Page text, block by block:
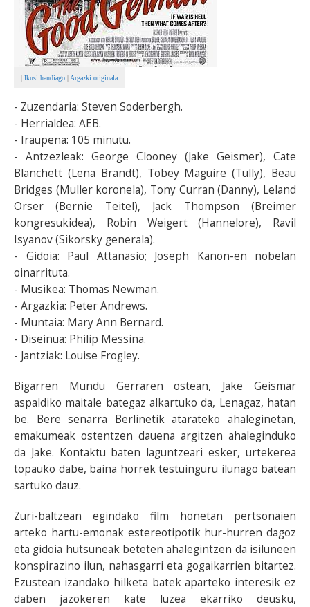
| Ikusi handiago | Argazki originala
- Zuzendaria: Steven Soderbergh.
- Herrialdea: AEB.
- Iraupena: 105 minutu.
- Antzezleak: George Clooney (Jake Geismer), Cate
Blanchett (Lena Brandt), Tobey Maguire (Tully), Beau
Bridges (Muller koronela), Tony Curran (Danny), Leland
Orser (Bernie Teitel), Jack Thompson (Breimer
kongresukidea), Robin Weigert (Hannelore), Ravil
Isyanov (Sikorsky generala).
- Gidoia:
Paul Attanasio; Joseph Kanon-en nobelan
oinarrituta.
- Musikea: Thomas Newman.
- Argazkia: Peter Andrews.
- Muntaia: Mary Ann Bernard.
- Diseinua: Philip Messina.
- Jantziak: Louise Frogley.
Bigarren Mundu Gerraren ostean, Jake Geismar
aspaldiko maitale bategaz alkartuko da, Lenagaz, hatan
be. Bere senarra Berlinetik atarateko ahaleginetan,
emakumeak ostentzen dauena argitzen ahaleginduko
da Jake. Kontaktu baten laguntzeari esker, urtekerea
topauko dabe, baina horrek testuinguru ilunago batean
sartuko dauz.
Zuri-baltzean egindako film honetan pertsonaien
arteko hartu-emonak estereotipotik hur-hurren dagoz
eta gidoia hutsuneak beteten ahalegintzen da isiluneen
konspirazino ilun, nahasgarri eta gogaikarrien bitartez.
Ezustean izandako hilketa batek aparteko interesik ez
daben jazokeren kate luzea ekarriko deusku,